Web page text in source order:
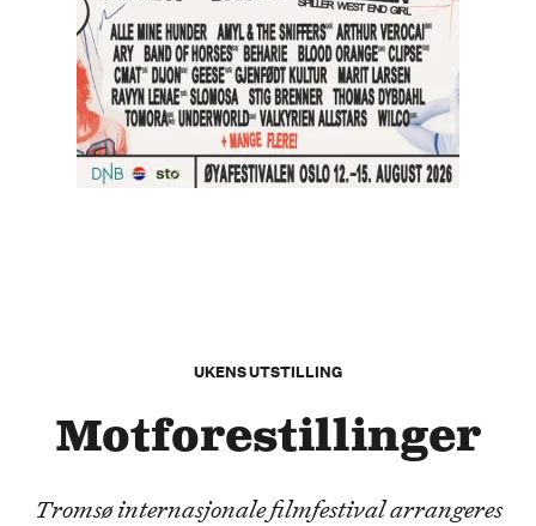
UKENS UTSTILLING
Motforestillinger
Tromsø internasjonale filmfestival arrangeres